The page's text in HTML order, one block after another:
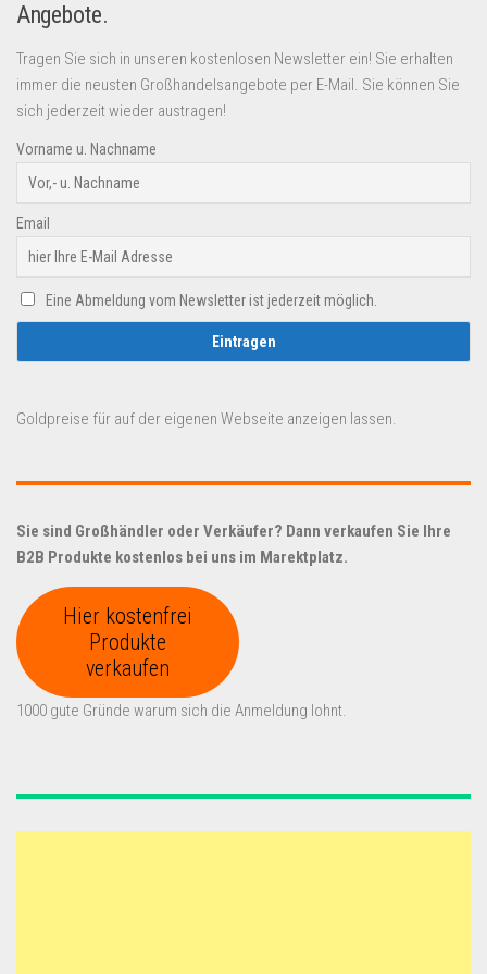
Angebote.
Tragen Sie sich in unseren kostenlosen Newsletter ein! Sie erhalten
immer die neusten Großhandelsangebote per E-Mail. Sie können Sie
sich jederzeit wieder austragen!
Vorname u. Nachname
Email
Eine Abmeldung vom Newsletter ist jederzeit möglich.
Goldpreise für auf der eigenen Webseite anzeigen lassen.
Sie sind Großhändler oder Verkäufer? Dann verkaufen Sie Ihre
B2B Produkte kostenlos bei uns im Marektplatz.
Hier kostenfrei
Produkte
verkaufen
1000 gute Gründe warum sich die Anmeldung lohnt.